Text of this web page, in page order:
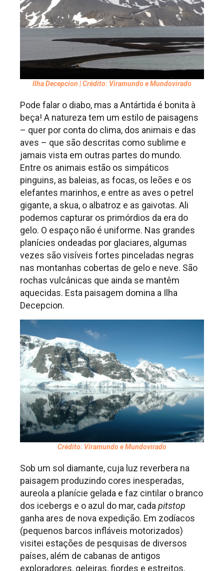
Ilha Decepcion | Crédito: Viramundo e Mundovirado
Pode falar o diabo, mas a Antártida é bonita à
beça! A natureza tem um estilo de paisagens
– quer por conta do clima, dos animais e das
aves – que são descritas como sublime e
jamais vista em outras partes do mundo.
Entre os animais estão os simpáticos
pinguins, as baleias, as focas, os leões e os
elefantes marinhos, e entre as aves o petrel
gigante, a skua, o albatroz e as gaivotas. Ali
podemos capturar os primórdios da era do
gelo. O espaço não é uniforme. Nas grandes
planícies ondeadas por glaciares, algumas
vezes são visíveis fortes pinceladas negras
nas montanhas cobertas de gelo e neve. São
rochas vulcânicas que ainda se mantêm
aquecidas. Esta paisagem domina a Ilha
Decepcion.
Crédito: Viramundo e Mundovirado
Sob um sol diamante, cuja luz reverbera na
paisagem produzindo cores inesperadas,
aureola a planície gelada e faz cintilar o branco
dos icebergs e o azul do mar, cada pitstop
ganha ares de nova expedição. Em zodíacos
(pequenos barcos infláveis motorizados)
visitei estações de pesquisas de diversos
países, além de cabanas de antigos
exploradores, geleiras, fiordes e estreitos,